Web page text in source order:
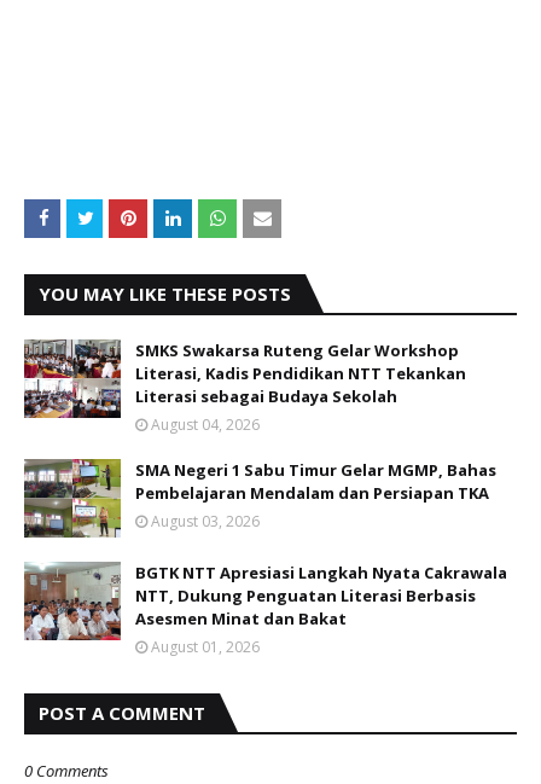
YOU MAY LIKE THESE POSTS
SMKS Swakarsa Ruteng Gelar Workshop
Literasi, Kadis Pendidikan NTT Tekankan
Literasi sebagai Budaya Sekolah
August 04, 2026
SMA Negeri 1 Sabu Timur Gelar MGMP, Bahas
Pembelajaran Mendalam dan Persiapan TKA
August 03, 2026
BGTK NTT Apresiasi Langkah Nyata Cakrawala
NTT, Dukung Penguatan Literasi Berbasis
Asesmen Minat dan Bakat
August 01, 2026
POST A COMMENT
0 Comments